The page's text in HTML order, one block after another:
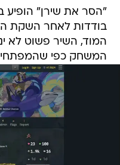
בודדות לאחר השקת
המוד, השיר פשוט לא
המשחק כפי